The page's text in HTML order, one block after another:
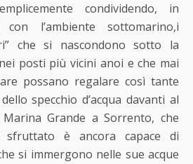
condividendo, in
l’ambiente sottomarino,i
che si nascondono sotto la
posti più vicini anoi e che mai
possano regalare così tante
specchio d’acqua davanti al
Grande a Sorrento, che
è ancora capace di
si immergono nelle sue acque